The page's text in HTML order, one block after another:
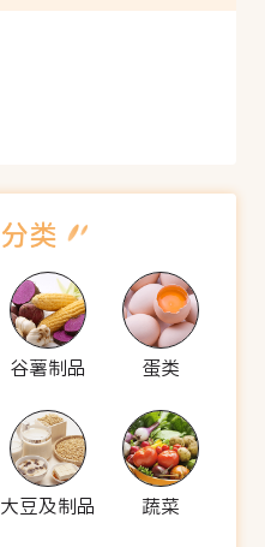
谷薯制品 蛋类
大豆及制品 蔬菜